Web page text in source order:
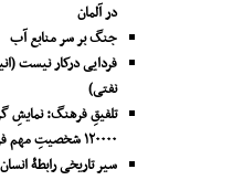
در آلمان
جنگ بر سر منابع آب
فردایی درکار نیست
نفتی)
تلفیقِ فرهنگ: نمایشِ
۱۲۰۰۰۰ شخصیتِ مهم فرهنگی در تاریخِ جهان
سیر تاریخی رابطۀ